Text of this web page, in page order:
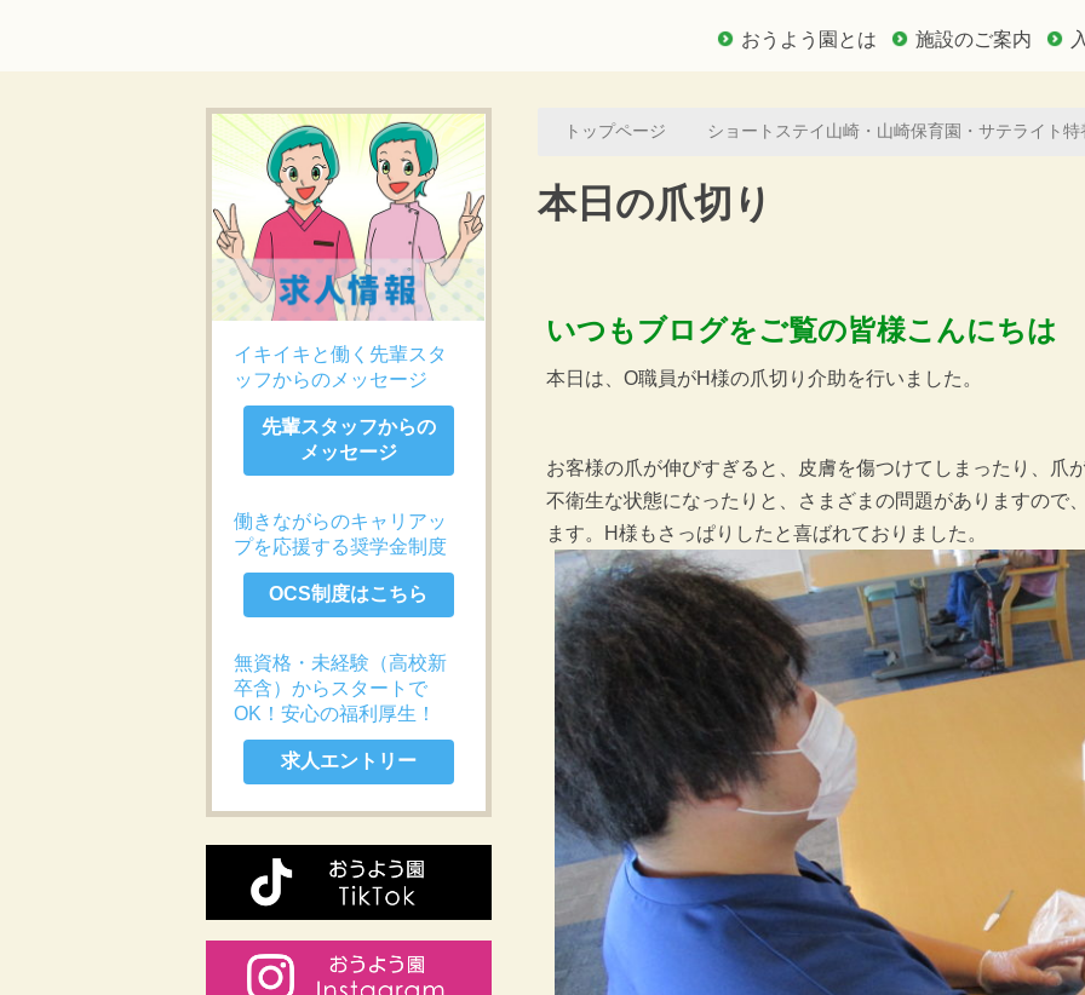
おうよう園とは 施設のご案内
トップページ ショートステイ山崎・山崎保育園・サテライト特
本日の爪切り
いつもブログをご覧の皆様こんにちは
本日は、O職員がH様の爪切り介助を行いました。
お客様の爪が伸びすぎると、皮膚を傷つけてしまったり、爪
不衛生な状態になったりと、さまざまの問題がありますので
ます。H様もさっぱりしたと喜ばれておりました。
イキイキと働く先輩スタ
ッフからのメッセージ
先輩スタッフからの
メッセージ
働きながらのキャリアッ
プを応援する奨学金制度
OCS制度はこちら
無資格・未経験（高校新
卒含）からスタートで
OK！安心の福利厚生！
求人エントリー